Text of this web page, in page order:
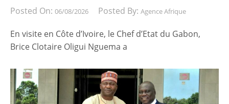
Posted On: 06/08/2026 Posted By: Agence Afrique
En visite en Côte d’Ivoire, le Chef d’Etat du Gabon,
Brice Clotaire Oligui Nguema a